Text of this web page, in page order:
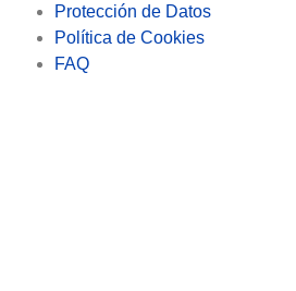
Protección de Datos
Política de Cookies
FAQ